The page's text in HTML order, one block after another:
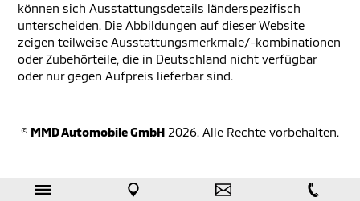
können sich Ausstattungsdetails länderspezifisch
unterscheiden. Die Abbildungen auf dieser Website
zeigen teilweise Ausstattungsmerkmale/-kombinationen
oder Zubehörteile, die in Deutschland nicht verfügbar
oder nur gegen Aufpreis lieferbar sind.
© MMD Automobile GmbH 2026. Alle Rechte vorbehalten.